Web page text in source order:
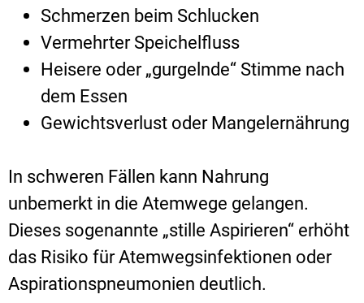
Schmerzen beim Schlucken
Vermehrter Speichelfluss
Heisere oder „gurgelnde“ Stimme nach
dem Essen
Gewichtsverlust oder Mangelernährung
In schweren Fällen kann Nahrung
unbemerkt in die Atemwege gelangen.
Dieses sogenannte „stille Aspirieren“ erhöht
das Risiko für Atemwegsinfektionen oder
Aspirationspneumonien deutlich.